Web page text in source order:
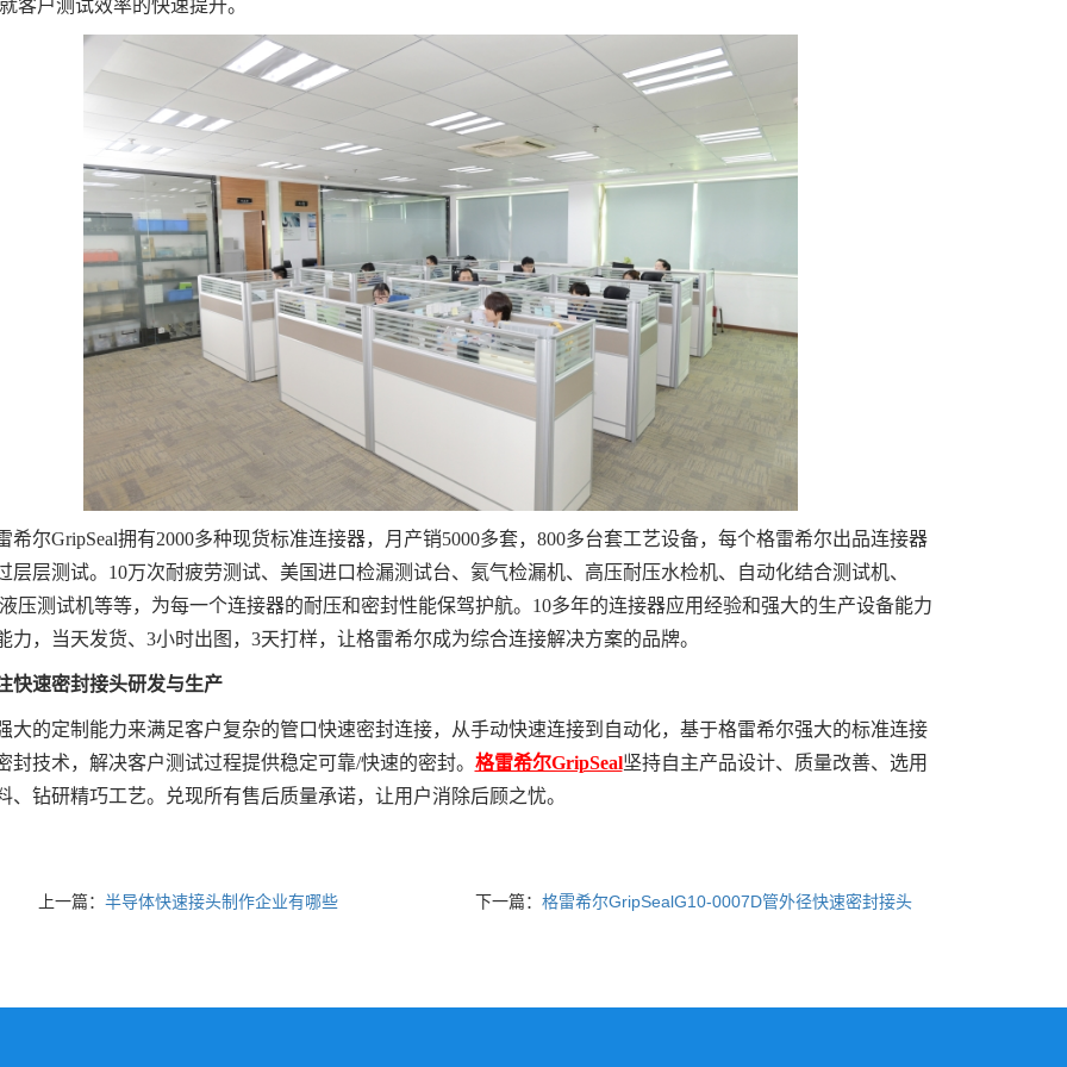
客户测试效率的快速提升。
GripSeal拥有2000多种现货标准连接器，月产销5000多套，800多台套工艺设备，每个格雷希尔出品连接器
层层测试。10万次耐疲劳测试、美国进口检漏测试台、氦气检漏机、高压耐压水检机、自动化结合测试机、
液压测试机等等，为每一个连接器的耐压和密封性能保驾护航。10多年的连接器应用经验和强大的生产设备能力
力，当天发货、3小时出图，3天打样，让格雷希尔成为综合连接解决方案的品牌。
快速密封接头研发与生产
定制能力来满足客户复杂的管口快速密封连接，从手动快速连接到自动化，基于格雷希尔强大的标准连接
封技术，解决客户测试过程提供稳定可靠/快速的密封。 格雷希尔GripSeal坚持自主产品设计、质量改善、选用
、钻研精巧工艺。兑现所有售后质量承诺，让用户消除后顾之忧。
上一篇：半导体快速接头制作企业有哪些 下一篇： 格雷希尔GripSealG10-0007D管外径快速密封接头